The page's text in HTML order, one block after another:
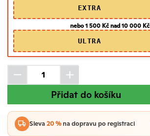
EXTRA
nebo 1 500 Kč nad 10 000 Kč
ULTRA
Přidat do košíku
Sleva20 %na dopravu po registraci